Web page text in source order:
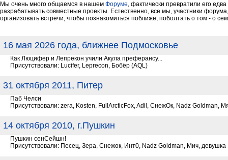
Мы очень много общаемся в нашем Форуме, фактически превратили его
разрабатывать совместные проекты. Естественно, все мы, участники
организовать встречи, чтобы познакомиться поближе, поболтать о том - о
16 мая 2026 года, ближнее Подмосковье
Как Люцифер и Лепрекон учили Акула преферансу...
Присутствовали: Lucifer, Leprecon, Бобёр (AQL)
31 октября 2011, Питер
Паб Челси
Присутствовали: zera, Kosten, FullArcticFox, Adil, СнежОк, Nadz Goldman,
14 октября 2010, г.Пушкин
Пушкин сенСейшн!
Присутствовали: Песец, Зера, Снежок, Инт0, Nadz Goldman, Мич,